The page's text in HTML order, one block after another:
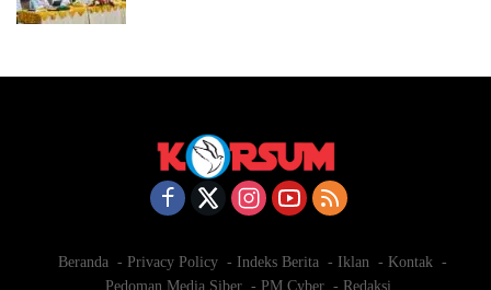
Beranda Privacy Policy Indeks Berita Iklan
Kontak
Pedoman Media Siber
PM Cyber Redaksi